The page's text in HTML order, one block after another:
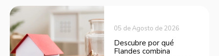
05 de Agosto de 2026
Descubre por qué
Flandes combina